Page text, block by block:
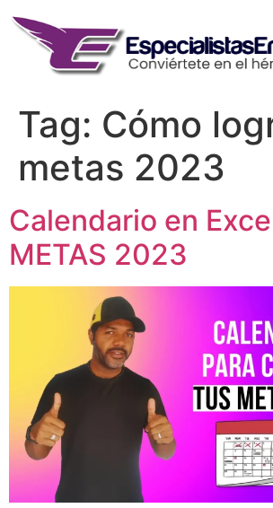
content
Tag: Cómo
metas 2023
Calendario en
METAS 2023